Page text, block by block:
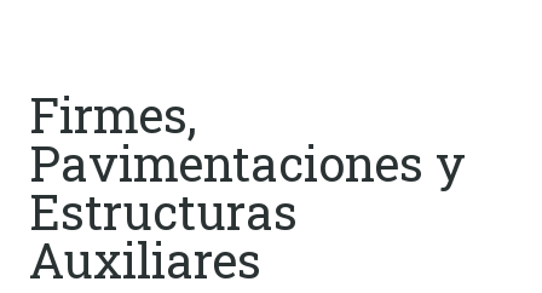
Firmes,
Pavimentaciones y
Estructuras
Auxiliares